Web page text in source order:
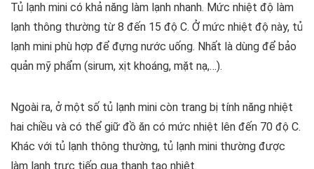
Tủ lạnh mini có khả năng làm lạnh nhanh. Mức nhiệt độ làm
lạnh thông thường từ 8 đến 15 độ C. Ở mức nhiệt độ này, tủ
lạnh mini phù hợp để đựng nước uống. Nhất là dùng để bảo
quản mỹ phẩm (sirum, xịt khoáng, mặt nạ,…).
Ngoài ra, ở một số tủ lạnh mini còn trang bị tính năng nhiệt
hai chiều và có thể giữ đồ ăn có mức nhiệt lên đến 70 độ C.
Khác với tủ lạnh thông thường, tủ lạnh mini thường được
làm lạnh trực tiếp qua thanh tạo nhiệt.